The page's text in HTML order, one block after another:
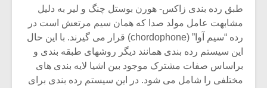
طبق رده بندی زاکس- هورن بوستل چنگ و لیر به دلیل
مشابهت عامل مولد صدا که همان سیم مرتعش است در
رده “سیم آوا” (chordophone) قرار می گیرند. با این حال
این سیستم رده بندی همانند دیگر روشهای طبقه بندی و
براساس صفات مشترک موجود بین اشیا لایه بندی های
مختلفی را شامل می شود. در این سیستم رده بندی برای
میکلوش روژا
یادداشتی بر موسیقی
متن فیلم «متری
موریس ژار
دوره
موسیقی